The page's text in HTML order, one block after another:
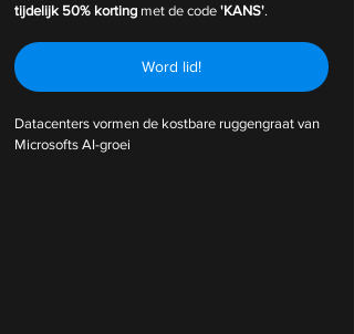
tijdelijk 50% korting met de code 'KANS'.
Word lid!
Datacenters vormen de kostbare ruggengraat van
Microsofts AI-groei